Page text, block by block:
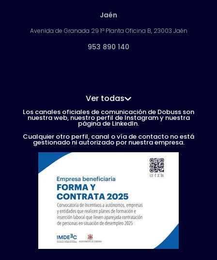
Jaén
Avenida de Granada 29 1ª Planta Oficina B, 23003 Jaén
953 890 140
Ver todas
Los canales oficiales de comunicación de Dobuss son
nuestra web, nuestro perfil de Instagram y nuestra
página de LinkedIn.
Cualquier otro perfil, canal o vía de contacto no está
gestionado ni autorizado por nuestra empresa.